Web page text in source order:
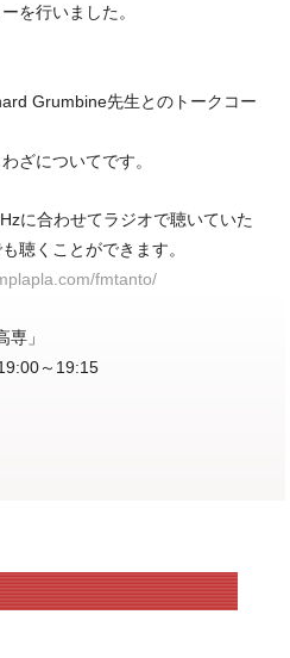
を行いました。
Grumbine先生とのトークコー
ざについてです。
に合わせてラジオで聴いていた
聴くことができます。
fmtanto/
」
～19:15